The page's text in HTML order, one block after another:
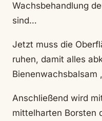
Wachsbehandlung
sind…
Jetzt muss die
ruhen, damit alles
Bienenwachsbalsam
Anschließend wird
mittelharten Borsten